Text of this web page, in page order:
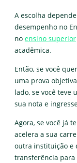
A escolha
desempenho no
no ensino superior
acadêmica.
Então, se você
uma prova
lado, se você teve
sua nota e
Agora, se você já
acelera a sua
outra instituição e
transferência para